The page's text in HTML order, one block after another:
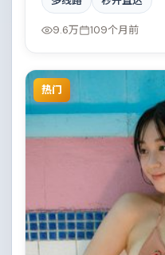
迁交织成一曲悲歌。影
突破，适合喜欢深度叙事
9.6万 109个月前
热门